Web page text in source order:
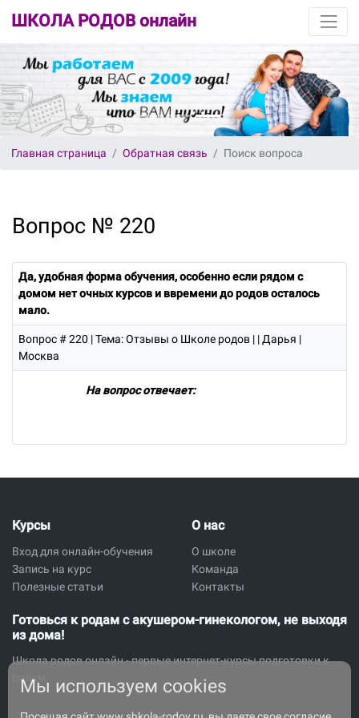
ШКОЛА РОДОВ онлайн
Главная страница Обратная связь Поиск вопроса
Вопрос № 220
Да, удобная форма обучения, особенно если рядом с
домом нет очных курсов и ввремени до родов осталось
мало.
Вопрос # 220 | Тема: Отзывы о Школе родов | | Дарья |
Москва
На вопрос отвечает:
Курсы
Вход для онлайн-обучения
Запись на курс
Полезные статьи
О нас
О школе
Команда
Контакты
Готовься к родам с акушером-гинекологом, не выходя
из дома!
Школа родов онлайн - первые интернет-курсы подготовки к
родам.
Мы используем cookies